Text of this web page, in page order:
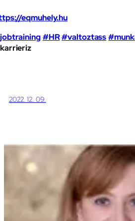
eqmuhely.hu
#HR#valtoztass
2022. 12. 09.